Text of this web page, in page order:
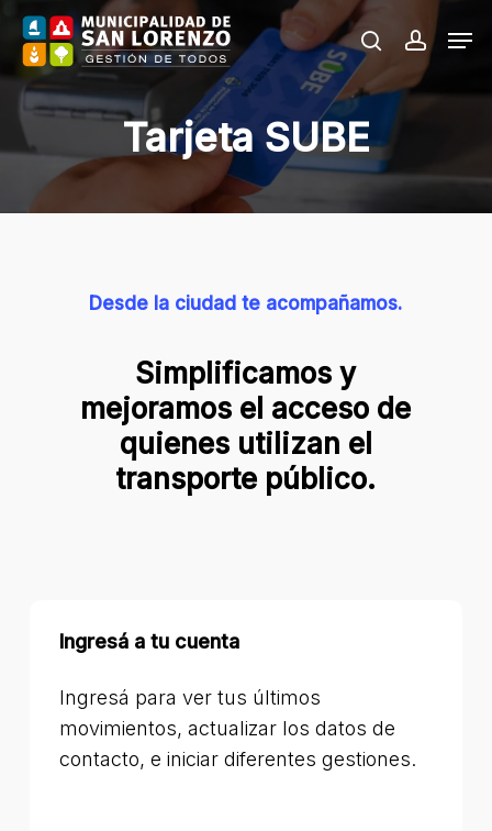
Skip
main
content
search
Tarjeta SUBE
Desde la ciudad te acompañamos.
Simplificamos y
mejoramos el acceso de
quienes utilizan el
transporte público.
Ingresá a tu cuenta
Ingresá para ver tus últimos
movimientos, actualizar los datos de
contacto, e iniciar diferentes gestiones.